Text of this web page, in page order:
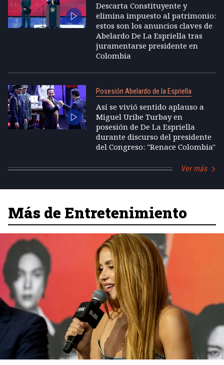
Descarta Constituyente y
elimina impuesto al patrimonio:
estos son los anuncios claves de
Abelardo De La Espriella tras
juramentarse presidente en
Colombia
Posesión Abelardo de la Espriella
Así se vivió sentido aplauso a
Miguel Uribe Turbay en
posesión de De La Espriella
durante discurso del presidente
del Congreso: "Renace Colombia"
Ver más
Más de Entretenimiento